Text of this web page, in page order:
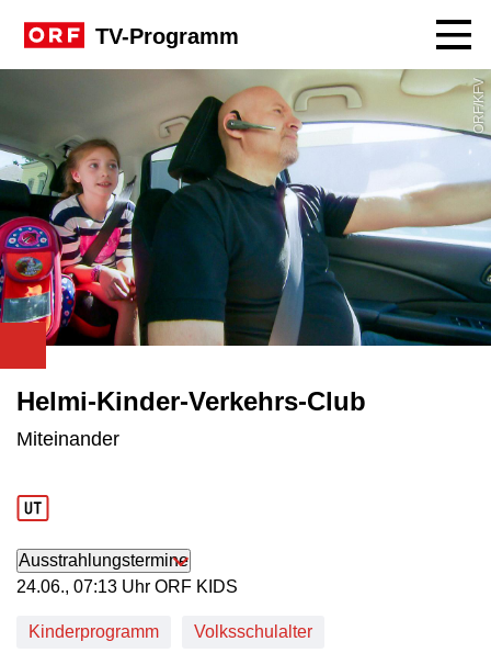
TV-Programm
ORF/KFV
Helmi-Kinder-Verkehrs-Club
Miteinander
Ausstrahlungstermine
24. Juni, 07:13 Uhr in ORF KIDS
24.06., 07:13 Uhr ORF KIDS
Kinderprogramm Volksschulalter